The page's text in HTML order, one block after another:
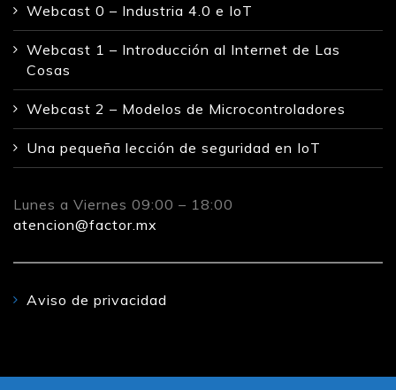
Webcast 0 – Industria 4.0 e IoT
Webcast 1 – Introducción al Internet de Las
Cosas
Webcast 2 – Modelos de Microcontroladores
Una pequeña lección de seguridad en IoT
Lunes a Viernes 09:00 – 18:00
atencion@factor.mx
Aviso de privacidad